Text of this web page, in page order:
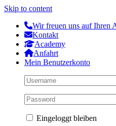
Skip to content
Wir freuen uns auf Ihren
Kontakt
Academy
Anfahrt
Mein Benutzerkonto
Eingeloggt bleiben